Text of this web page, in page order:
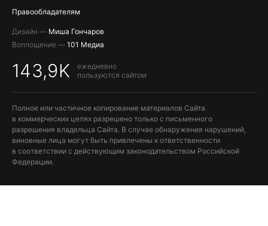
Правообладателям
Дизайн — Миша Гончаров
Воплощение — 101 Медиа
143,9K
ежедневно
пользуются сайтом
Полное или частичное копирование материалов Сайта
в коммерческих целях разрешено только с письменного
разрешения владельца Сайта. В случае обнаружения нарушений,
виновные лица могут быть привлечены к ответственности
в соответствии с действующим законодательством Российской
Федерации.